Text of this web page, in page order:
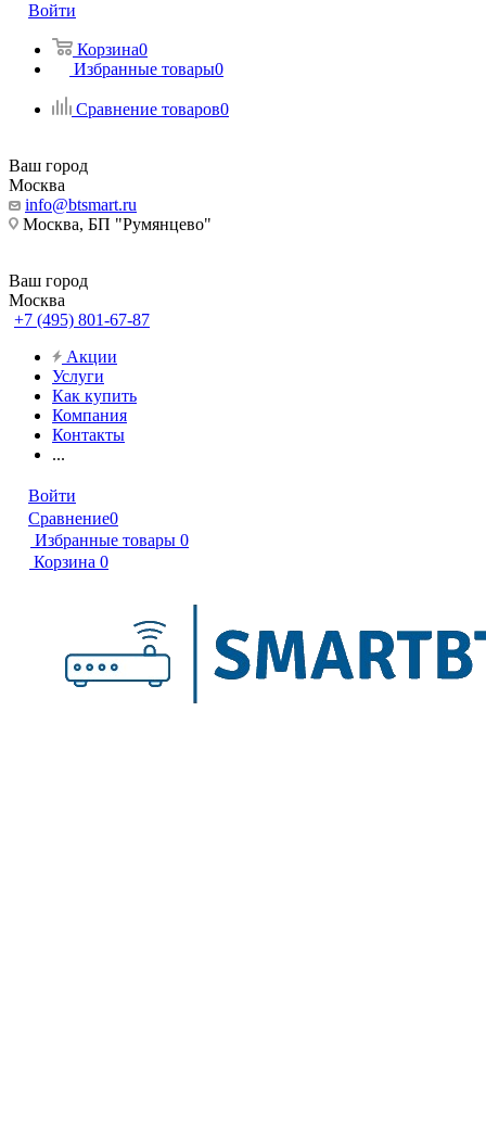
Войти
Корзина0
Избранные товары0
Сравнение товаров0
Ваш город
Москва
info@btsmart.ru
Москва, БП "Румянцево"
Ваш город
Москва
+7 (495) 801-67-87
Акции
Услуги
Как купить
Компания
Контакты
...
Войти
Сравнение0
Избранные товары 0
Корзина 0